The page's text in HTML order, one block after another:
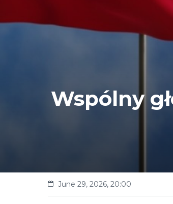
Wspólny
June 29, 2026, 20:00